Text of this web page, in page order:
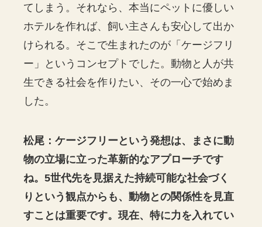
てしまう。それなら、本当にペットに優しい
ホテルを作れば、飼い主さんも安心して出か
けられる。そこで生まれたのが「ケージフリ
ー」というコンセプトでした。動物と人が共
生できる社会を作りたい、その一心で始めま
した。
松尾：ケージフリーという発想は、まさに動
物の立場に立った革新的なアプローチです
ね。5世代先を見据えた持続可能な社会づく
りという観点からも、動物との関係性を見直
すことは重要です。現在、特に力を入れてい